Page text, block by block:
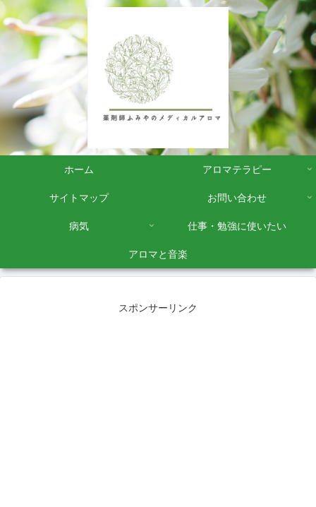
ホーム アロマテラピー
サイトマップ お問い合わせ
病気 仕事・勉強に使いたい
アロマと音楽
スポンサーリンク